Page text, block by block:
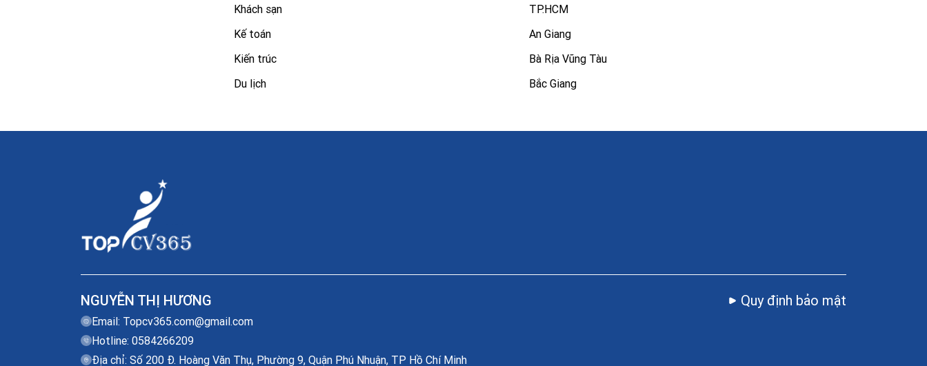
Khách sạn
Kế toán
Kiến trúc
Du lịch
TP.HCM
An Giang
Bà Rịa Vũng Tàu
Bắc Giang
NGUYỄN THỊ HƯƠNG
Email: Topcv365.com@gmail.com
Hotline: 0584266209
Địa chỉ: Số 200 Đ. Hoàng Văn Thụ, Phường 9, Quận Phú Nhuận, TP Hồ Chí Minh
Quy định bảo mật